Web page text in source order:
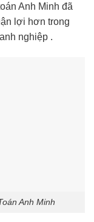
Anh Minh đã
lợi hơn trong
nghiệp .
Anh Minh